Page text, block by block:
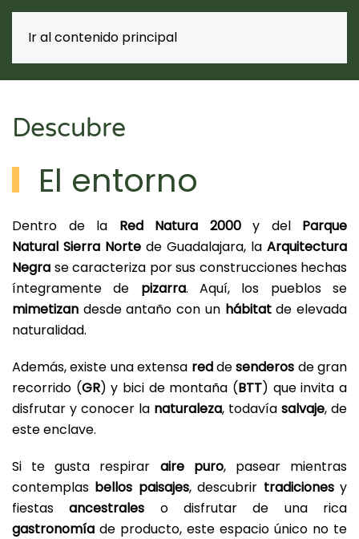
Ir al contenido principal
Casa rural
El Callejón de la Gata
Descubre
El entorno
Dentro de la Red Natura 2000y del Parque
Natural Sierra Norte de Guadalajara, la Arquitectura
Negra se caracteriza por sus construcciones hechas
íntegramente de pizarra. Aquí, los pueblos se
mimetizan desde antaño con un hábitatde elevada
naturalidad.
Además, existe una extensa reddesenderos de gran
recorrido (GR) y bici de montaña (BTT) que invita a
disfrutar y conocer la naturaleza, todavía salvaje, de
este enclave.
Si te gusta respirar aire puro, pasear mientras
contemplas bellos paisajes, descubrir tradicionesy
fiestasancestrales o disfrutar de una rica
gastronomía de producto, este espacio único no te